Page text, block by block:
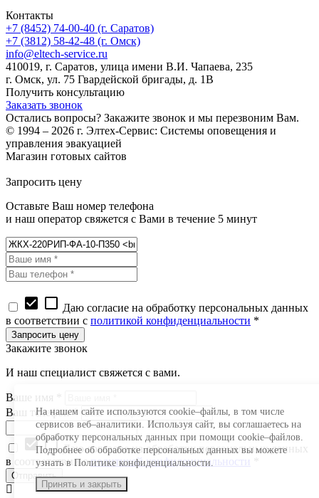
На нашем сайте используются cookie–файлы, в том числе
сервисов веб–аналитики. Используя сайт, вы соглашаетесь на
обработку персональных данных при помощи cookie–файлов.
Подробнее об обработке персональных данных вы можете
узнать в Политике конфиденциальности.
Принять и закрыть
Контакты
+7 (8452) 74-00-40 (г. Саратов)
+7 (3812) 58-42-48 (г. Омск)
info@eltech-service.ru
410019, г. Саратов, улица имени В.И. Чапаева, 235
г. Омск, ул. 75 Гвардейской бригады, д. 1В
Получить консультацию
Заказать звонок
Остались вопросы? Закажите звонок и мы перезвоним Вам.
© 1994 – 2026 г. Элтех-Сервис: Системы оповещения и
управления эвакуацией
Магазин готовых сайтов
Запросить цену
Оставьте Ваш номер телефона
и наш оператор свяжется с Вами в течение 5 минут
check_box check_box_outline_blank Даю согласие на обработку персональных данных
в соответствии с политикой конфиденциальности *
Закажите звонок
И наш специалист свяжется с вами.
Ваше имя *
Ваш телефон *
check_boxcheck_box_outline_blankДаю согласие на обработку персональных данных
в соответствии сполитикой конфиденциальности